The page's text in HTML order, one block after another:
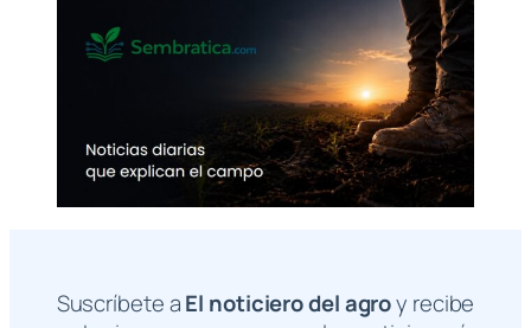
Suscríbete aEl noticiero del agroy recibe